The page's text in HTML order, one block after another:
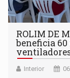
ROLIM DE
beneficia
Interior